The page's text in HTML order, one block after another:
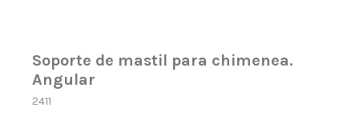
Soporte de mastil para chimenea.
Angular
2411